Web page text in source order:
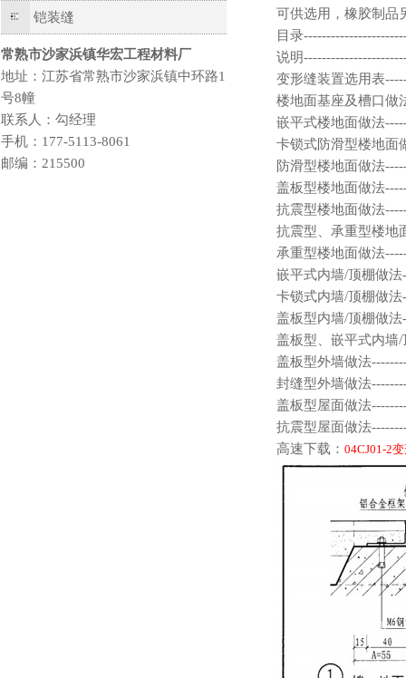
铠装缝
常熟市沙家浜镇华宏工程材料厂
地址：江苏省常熟市沙家浜镇中环路1
号8幢
联系人：勾经理
手机：177-5113-8061
邮编：215500
可供选用，橡胶制品
目录
说明
变形缝装置选用表
楼地面基座及槽口做
嵌平式楼地面做法
卡锁式防滑型楼地面
防滑型楼地面做法
盖板型楼地面做法
抗震型楼地面做法
抗震型、承重型楼地
承重型楼地面做法
嵌平式内墙/顶棚做
卡锁式内墙/顶棚做
盖板型内墙/顶棚做
盖板型、嵌平式内墙
盖板型外墙做法
封缝型外墙做法
盖板型屋面做法
抗震型屋面做法
高速下载： 04CJ01-2